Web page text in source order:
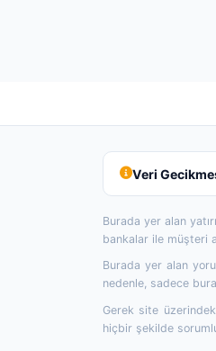
Veri
Burada yer alan
bankalar ile müşteri
Burada yer alan
nedenle, sadece
Gerek site
hiçbir şekilde